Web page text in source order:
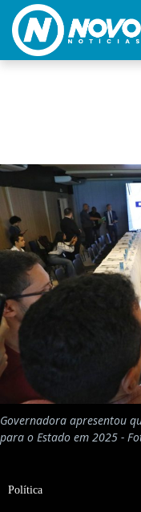
Governadora apresentou
para o Estado em 2025 -
Política